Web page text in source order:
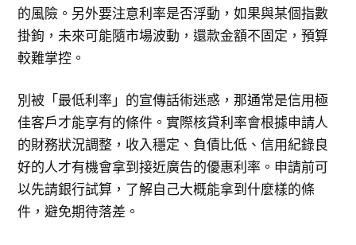
的風險。另外要注意利率是否浮動，如果與某個指數
掛鉤，未來可能隨市場波動，還款金額不固定，預算
較難掌控。
別被「最低利率」的宣傳話術迷惑，那通常是信用極
佳客戶才能享有的條件。實際核貸利率會根據申請人
的財務狀況調整，收入穩定、負債比低、信用紀錄良
好的人才有機會拿到接近廣告的優惠利率。申請前可
以先請銀行試算，了解自己大概能拿到什麼樣的條
件，避免期待落差。